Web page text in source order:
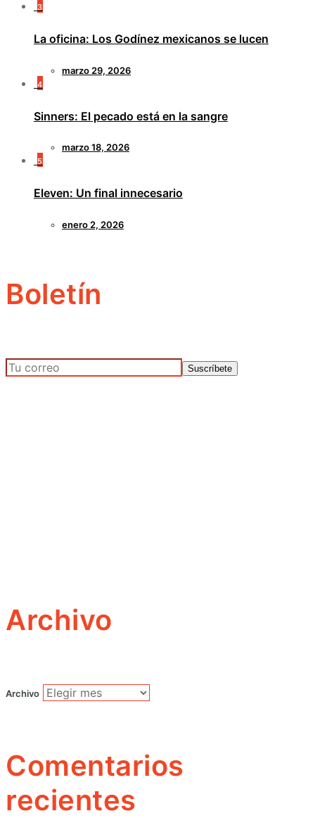
3
La oficina: Los Godínez mexicanos se lucen
marzo 29, 2026
4
Sinners: El pecado está en la sangre
marzo 18, 2026
5
Eleven: Un final innecesario
enero 2, 2026
Boletín
Archivo
Archivo
Comentarios
recientes